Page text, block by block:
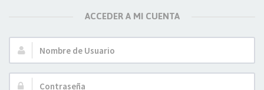
ACCEDER A MI CUENTA
Nombre
de
Usuario:
Contraseña: